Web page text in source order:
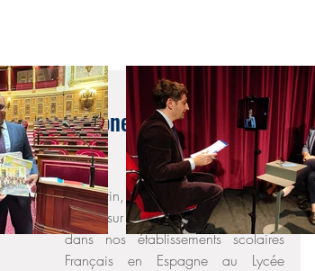
de Barcelone sur la sécurité des
Ce matin, s’est tenue une réunion de
travail sur la gestion de la sécurité
dans nos établissements scolaires
Français en Espagne au Lycée